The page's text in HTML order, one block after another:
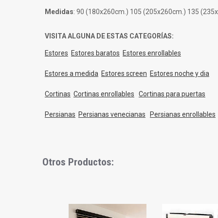
Medidas: 90 (180x260cm.) 105 (205x260cm.) 135
VISITA ALGUNA DE ESTAS CATEGORÍAS:
Estores Estores baratos Estores enrollables
Estores a medida Estores screen Estores noche y dia
Cortinas Cortinas enrollables Cortinas para puertas
Persianas Persianas venecianas Persianas enrollables
Slideshow
Otros Productos: